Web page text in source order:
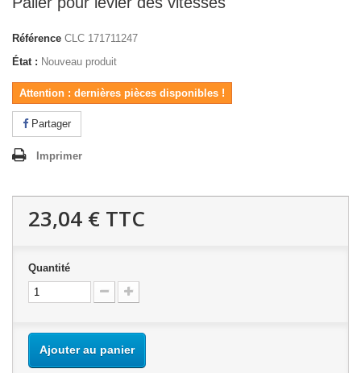
Référence CLC 171711247
État : Nouveau produit
Attention : dernières pièces disponibles !
Partager
Imprimer
23,04 € TTC
Quantité
Ajouter au panier